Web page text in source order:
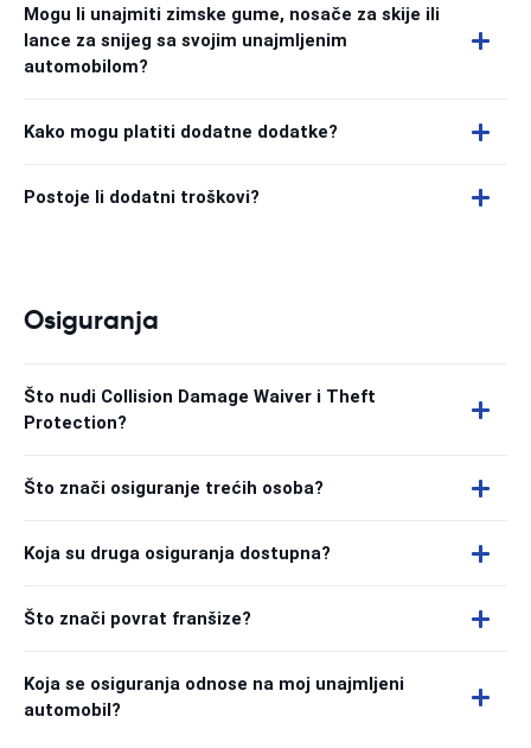
Mogu li unajmiti zimske gume, nosače za skije ili
lance za snijeg sa svojim unajmljenim
automobilom?
Kako mogu platiti dodatne dodatke?
Postoje li dodatni troškovi?
Osiguranja
Što nudi Collision Damage Waiver i Theft
Protection?
Što znači osiguranje trećih osoba?
Koja su druga osiguranja dostupna?
Što znači povrat franšize?
Koja se osiguranja odnose na moj unajmljeni
automobil?